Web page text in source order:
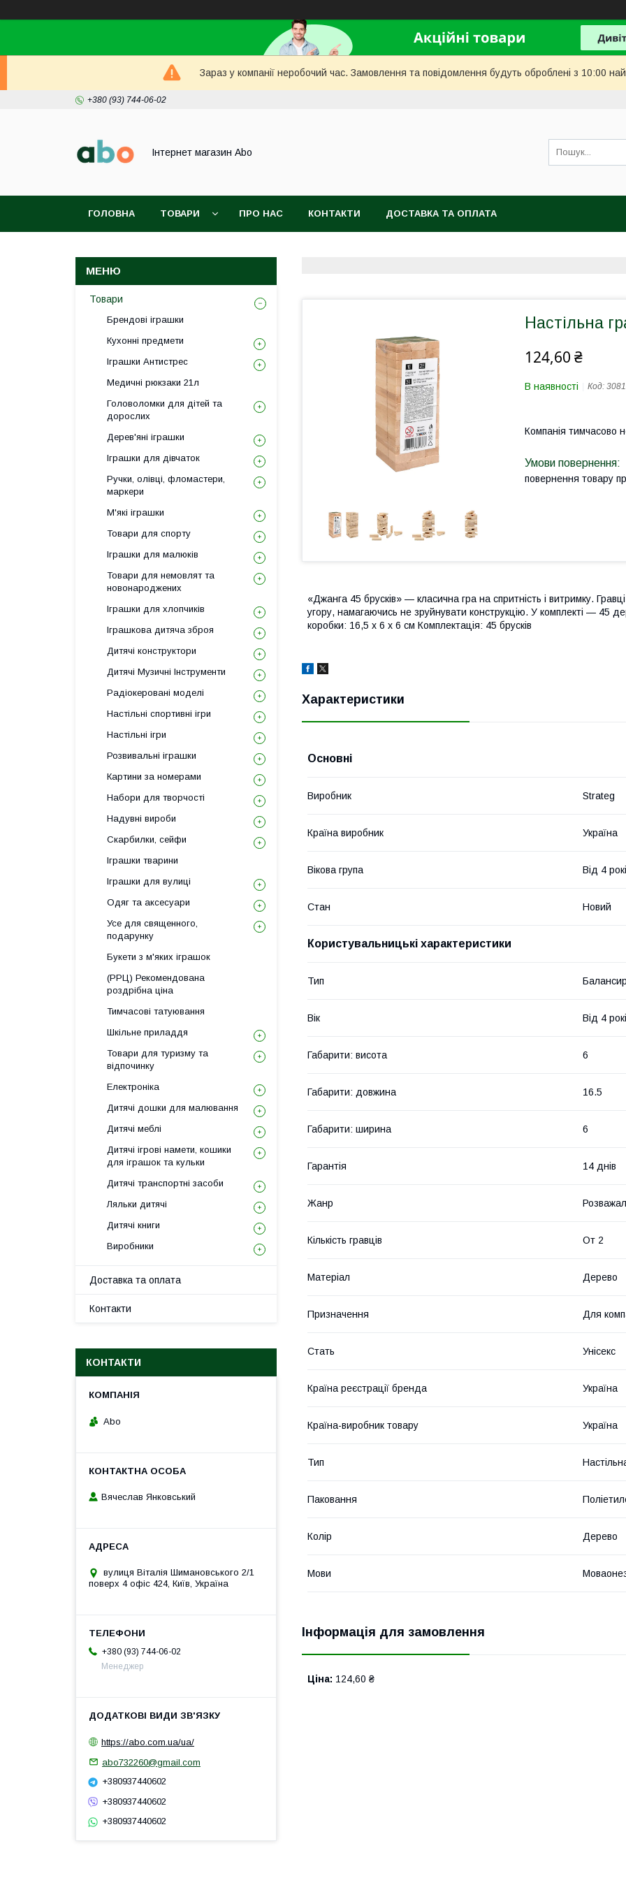
Зараз у компанії неробочий час. Замовлення та повідомлення будуть оброблені з 10:00
+380 (93) 744-06-02
Інтернет магазин Abo
ГОЛОВНА ТОВАРИ ПРО НАС КОНТАКТИ ДОСТАВКА ТА ОПЛАТА
Настільна
124,60 ₴
В наявності Код:
Компанія тимчасово
повернення товару
«Джанга 45 брусків» — класична гра на спритність і витримку.
угору, намагаючись не зруйнувати конструкцію. У комплекті — 45
коробки: 16,5 х 6 х 6 см Комплектація: 45 брусків
Характеристики
Основні
Виробник Strateg
Країна виробник Україна
Вікова група Від 4
Стан Новий
Користувальницькі характеристики
Тип
Вік Від 4
Габарити: висота 6
Габарити: довжина 16.5
Габарити: ширина 6
Гарантія 14 днів
Жанр
Кількість гравців От 2
Матеріал Дерево
Призначення Для
Стать Унісекс
Країна реєстрації бренда Україна
Країна-виробник товару Україна
Тип
Паковання
Колір Дерево
Мови
Інформація для замовлення
Ціна: 124,60 ₴
Товари
Брендові іграшки
Кухонні предмети
Іграшки Антистрес
Медичні рюкзаки 21л
Головоломки для дітей та
дорослих
Дерев'яні іграшки
Іграшки для дівчаток
Ручки, олівці, фломастери,
маркери
М'які іграшки
Товари для спорту
Іграшки для малюків
Товари для немовлят та
новонароджених
Іграшки для хлопчиків
Іграшкова дитяча зброя
Дитячі конструктори
Дитячі Музичні Інструменти
Радіокеровані моделі
Настільні спортивні ігри
Настільні ігри
Розвивальні іграшки
Картини за номерами
Набори для творчості
Надувні вироби
Скарбилки, сейфи
Іграшки тварини
Іграшки для вулиці
Одяг та аксесуари
Усе для священного,
подарунку
Букети з м'яких іграшок
(РРЦ) Рекомендована
роздрібна ціна
Тимчасові татуювання
Шкільне приладдя
Товари для туризму та
відпочинку
Електроніка
Дитячі дошки для малювання
Дитячі меблі
Дитячі ігрові намети, кошики
для іграшок та кульки
Дитячі транспортні засоби
Ляльки дитячі
Дитячі книги
Виробники
Доставка та оплата
Контакти
КОНТАКТИ
Abo
Вячеслав Янковський
вулиця Віталія Шимановського 2/1
поверх 4 офіс 424, Київ, Україна
+380 (93) 744-06-02
Менеджер
https://abo.com.ua/ua/
abo732260@gmail.com
+380937440602
+380937440602
+380937440602